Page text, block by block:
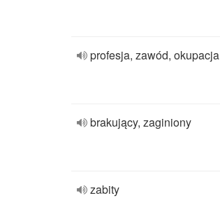
profesja, zawód, okupacja
brakujący, zaginiony
zabity